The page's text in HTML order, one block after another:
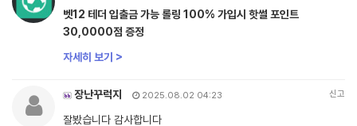
벳12 테더 입출금 가능 롤링 100% 가입시 핫썰 포인트
30,0000점 증정
자세히 보기 >
장난꾸럭지 2025.08.02 04:23 신고
잘봤습니다 감사합니다